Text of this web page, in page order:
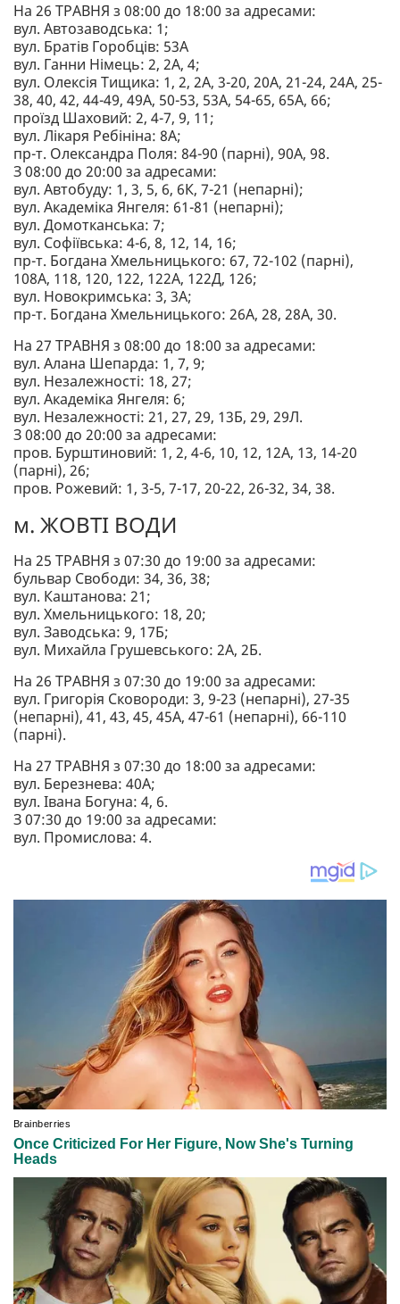
На 26 ТРАВНЯ з 08:00 до 18:00 за адресами:
вул. Автозаводська: 1;
вул. Братів Горобців: 53А
вул. Ганни Німець: 2, 2А, 4;
вул. Олексія Тищика: 1, 2, 2А, 3-20, 20А, 21-24, 24А, 25-
38, 40, 42, 44-49, 49А, 50-53, 53А, 54-65, 65А, 66;
проїзд Шаховий: 2, 4-7, 9, 11;
вул. Лікаря Ребініна: 8А;
пр-т. Олександра Поля: 84-90 (парні), 90А, 98.
З 08:00 до 20:00 за адресами:
вул. Автобуду: 1, 3, 5, 6, 6К, 7-21 (непарні);
вул. Академіка Янгеля: 61-81 (непарні);
вул. Домотканська: 7;
вул. Софіївська: 4-6, 8, 12, 14, 16;
пр-т. Богдана Хмельницького: 67, 72-102 (парні),
108А, 118, 120, 122, 122А, 122Д, 126;
вул. Новокримська: 3, 3А;
пр-т. Богдана Хмельницького: 26А, 28, 28А, 30.
На 27 ТРАВНЯ з 08:00 до 18:00 за адресами:
вул. Алана Шепарда: 1, 7, 9;
вул. Незалежності: 18, 27;
вул. Академіка Янгеля: 6;
вул. Незалежності: 21, 27, 29, 13Б, 29, 29Л.
З 08:00 до 20:00 за адресами:
пров. Бурштиновий: 1, 2, 4-6, 10, 12, 12А, 13, 14-20
(парні), 26;
пров. Рожевий: 1, 3-5, 7-17, 20-22, 26-32, 34, 38.
м. ЖОВТІ ВОДИ
На 25 ТРАВНЯ з 07:30 до 19:00 за адресами:
бульвар Свободи: 34, 36, 38;
вул. Каштанова: 21;
вул. Хмельницького: 18, 20;
вул. Заводська: 9, 17Б;
вул. Михайла Грушевського: 2А, 2Б.
На 26 ТРАВНЯ з 07:30 до 19:00 за адресами:
вул. Григорія Сковороди: 3, 9-23 (непарні), 27-35
(непарні), 41, 43, 45, 45А, 47-61 (непарні), 66-110
(парні).
На 27 ТРАВНЯ з 07:30 до 18:00 за адресами:
вул. Березнева: 40А;
вул. Івана Богуна: 4, 6.
З 07:30 до 19:00 за адресами:
вул. Промислова: 4.